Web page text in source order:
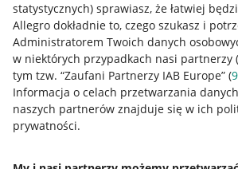
statystycznych) sprawiasz, że łatwiej
Allegro dokładnie to, czego szukasz i
Administratorem Twoich danych
w niektórych przypadkach nasi partnerzy (
tym tzw. “Zaufani Partnerzy IAB Europe” (9
Informacja o celach przetwarzania
naszych partnerów znajduje się w ich
prywatności.
Przydatne informacje
Jak to działa